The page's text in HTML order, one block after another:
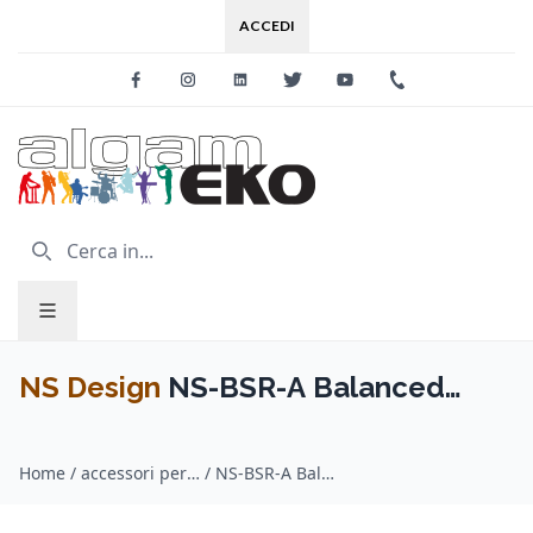
ACCEDI
FacebookInstagramLinkedinTwitter Youtube
NS Design NS-BSR-A Balanced
Home / accessori per archi / NS Design / NS-BSR-A Balanced Shoulder Rest Acoustic